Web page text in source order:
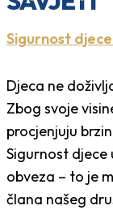
Sigurnost
Djeca ne
Zbog svoje
procjenjuju
Sigurnost djece
obveza – to je
člana našeg